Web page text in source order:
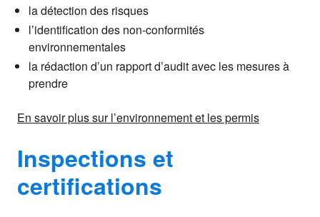
la détection des risques
l’identification des non-conformités
environnementales
la rédaction d’un rapport d’audit avec les mesures à
prendre
En savoir plus sur l’environnement et les permis
Inspections et
certifications